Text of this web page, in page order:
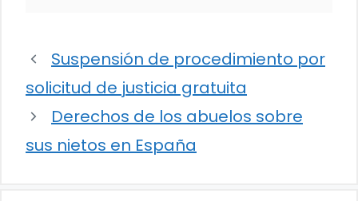
Suspensión de procedimiento por
solicitud de justicia gratuita
Derechos de los abuelos sobre
sus nietos en España